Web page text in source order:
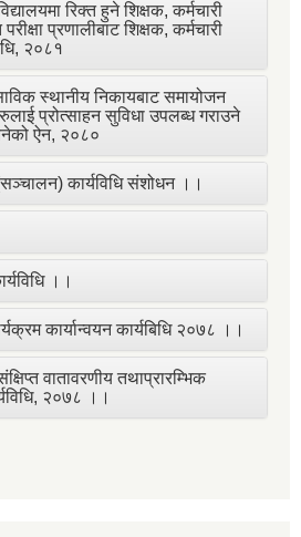
रिक्त हुने शिक्षक, कर्मचारी
प्रणालीबाट शिक्षक, कर्मचारी
२०८१
स्थानीय निकायबाट समायोजन
प्रोत्साहन सुविधा उपलब्ध गराउने
ऐन, २०८०
कार्यविधि संशोधन ।।
।।
कार्यान्वयन कार्यबिधि २०७८ ।।
वातावरणीय तथाप्रारम्भिक
२०७८ ।।